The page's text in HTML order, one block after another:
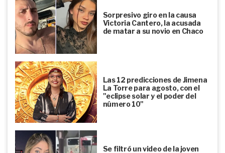
Sorpresivo giro en la causa
Victoria Cantero, la acusada
de matar a su novio en Chaco
Las 12 predicciones de Jimena
La Torre para agosto, con el
"eclipse solar y el poder del
número 10"
Se filtró un video de la joven